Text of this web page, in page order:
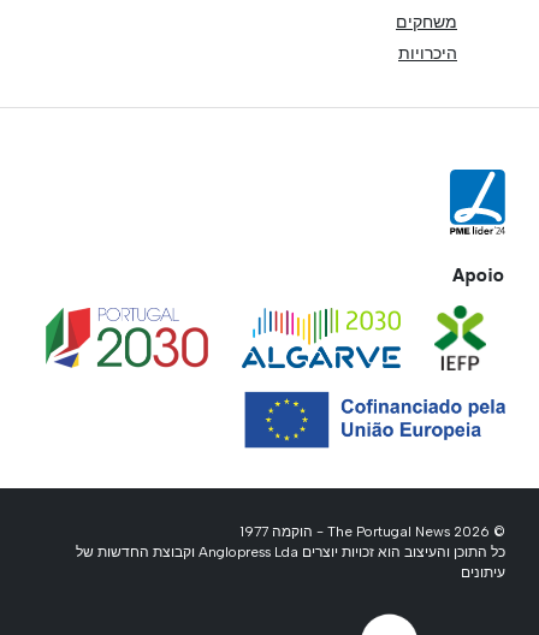
משחקים
היכרויות
Apoio
© 2026 The Portugal News - הוקמה 1977
כל התוכן והעיצוב הוא זכויות יוצרים Anglopress Lda וקבוצת החדשות של
עיתונים